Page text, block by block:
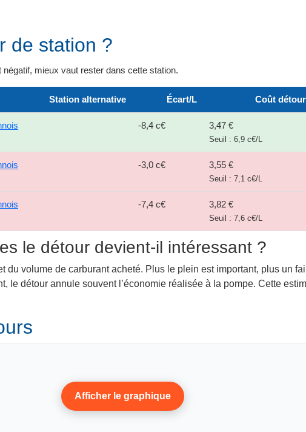
de station ?
négatif, mieux vaut rester dans cette station.
Station alternative Écart/L Coût détour
-8,4 c€ 3,47 €
Seuil : 6,9 c€/L
-3,0 c€ 3,55 €
Seuil : 7,1 c€/L
-7,4 c€ 3,82 €
Seuil : 7,6 c€/L
le détour devient-il intéressant ?
du volume de carburant acheté. Plus le plein est important, plus un
le détour annule souvent l’économie réalisée à la pompe. Cette
Afficher le graphique